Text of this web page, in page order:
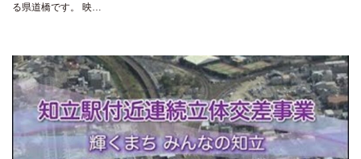
る県道橋です。 映…